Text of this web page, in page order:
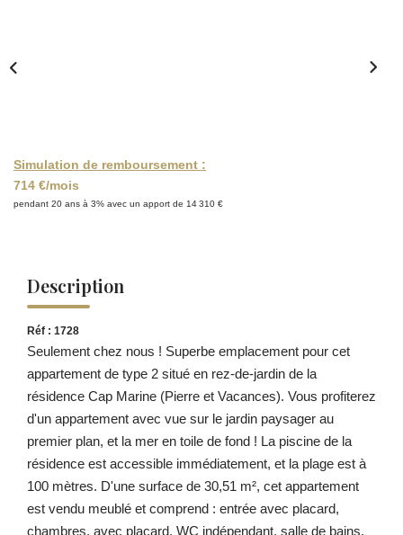
Simulation de remboursement :
714 €/mois
pendant 20 ans à 3% avec un apport de 14 310 €
Description
Réf : 1728
Seulement chez nous ! Superbe emplacement pour cet
appartement de type 2 situé en rez-de-jardin de la
résidence Cap Marine (Pierre et Vacances). Vous profiterez
d'un appartement avec vue sur le jardin paysager au
premier plan, et la mer en toile de fond ! La piscine de la
résidence est accessible immédiatement, et la plage est à
100 mètres. D'une surface de 30,51 m², cet appartement
est vendu meublé et comprend : entrée avec placard,
chambres, avec placard, WC indépendant, salle de bains,